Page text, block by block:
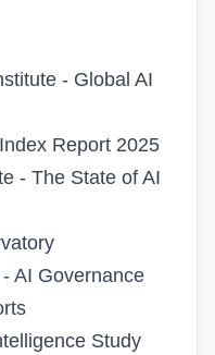
- Global AI
Report 2025
- The State of AI
AI Governance
Study